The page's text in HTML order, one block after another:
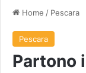
Home / Pescara
Pescara
Partono